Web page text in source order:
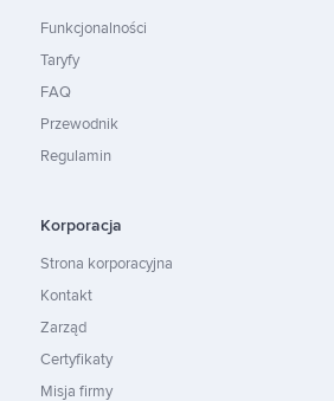
Funkcjonalności
Taryfy
FAQ
Przewodnik
Regulamin
Korporacja
Strona korporacyjna
Kontakt
Zarząd
Certyfikaty
Misja firmy